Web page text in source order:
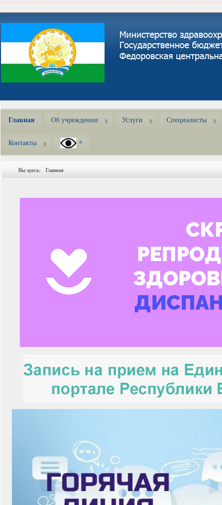
Главная Об учреждении Услуги Специалисты
Контакты *
Вы здесь: Главная